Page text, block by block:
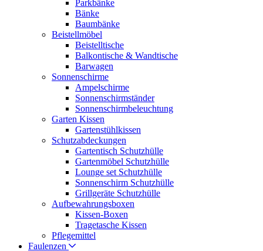
Parkbänke
Bänke
Baumbänke
Beistellmöbel
Beistelltische
Balkontische & Wandtische
Barwagen
Sonnenschirme
Ampelschirme
Sonnenschirmständer
Sonnenschirmbeleuchtung
Garten Kissen
Gartenstühlkissen
Schutzabdeckungen
Gartentisch Schutzhülle
Gartenmöbel Schutzhülle
Lounge set Schutzhülle
Sonnenschirm Schutzhülle
Grillgeräte Schutzhülle
Aufbewahrungsboxen
Kissen-Boxen
Tragetasche Kissen
Pflegemittel
Faulenzen